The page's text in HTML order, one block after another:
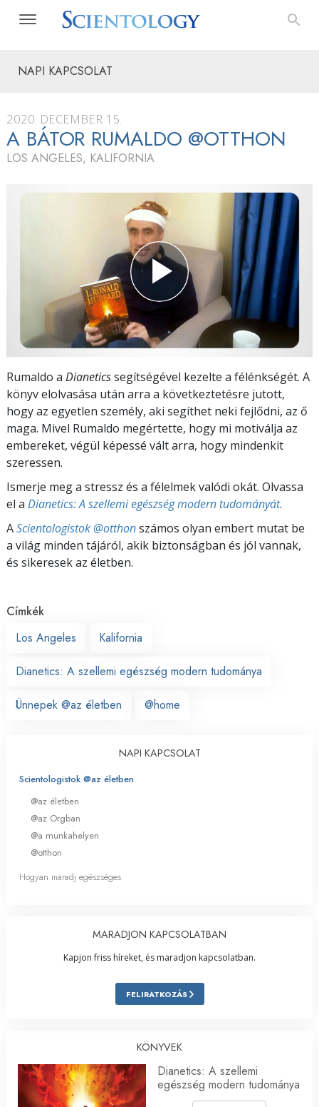
NAPI KAPCSOLAT
2020. DECEMBER 15.
A BÁTOR RUMALDO @OTTHON
LOS ANGELES, KALIFORNIA
Rumaldo a Dianeticssegítségével kezelte a félénkségét. A
könyv elolvasása után arra a következtetésre jutott,
hogy az egyetlen személy, aki segíthet neki fejlődni, az ő
maga. Mivel Rumaldo megértette, hogy mi motiválja az
embereket, végül képessé vált arra, hogy mindenkit
szeressen.
Ismerje meg a stressz és a félelmek valódi okát. Olvassa
el a Dianetics: A szellemi egészség modern tudományát.
AScientologistok @otthonszámos olyan embert mutat be
a világ minden tájáról, akik biztonságban és jól vannak,
és sikeresek az életben.
Címkék
Los Angeles
Kalifornia
Dianetics: A szellemi egészség modern tudománya
Ünnepek @az életben @home
NAPI KAPCSOLAT
Scientologistok @az életben
@az életben
@az Orgban
@a munkahelyen
@otthon
Hogyan maradj egészséges
MARADJON KAPCSOLATBAN
Kapjon friss híreket, és maradjon kapcsolatban.
FELIRATKOZÁS
KÖNYVEK
Dianetics: A szellemi
egészség modern tudománya